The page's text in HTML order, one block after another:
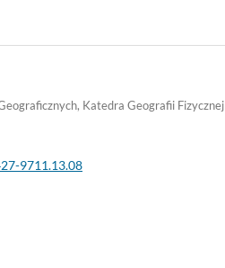
Katedra Geografii Fizycznej
9711.13.08